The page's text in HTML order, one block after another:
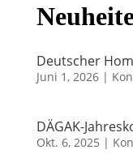
Deutscher
Juni 1, 2026|
DÄGAK-
Okt. 6, 2025 |